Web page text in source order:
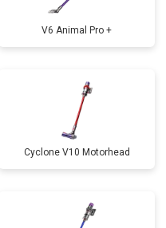
V6 Animal Pro +
Cyclone V10 Motorhead